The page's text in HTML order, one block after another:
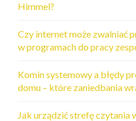
Himmel?
Czy internet może zwalniać
w programach do pracy
Komin systemowy a błędy
domu – które zaniedbania
Jak urządzić strefę czytania